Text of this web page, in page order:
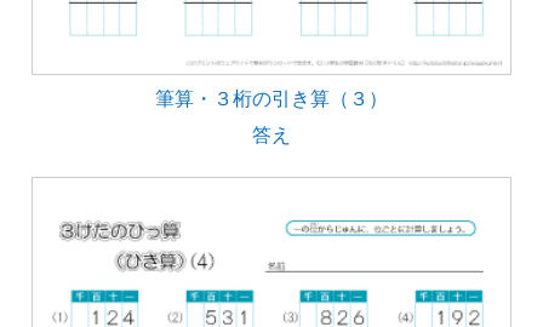
筆算・３桁の引き算（３）
答え